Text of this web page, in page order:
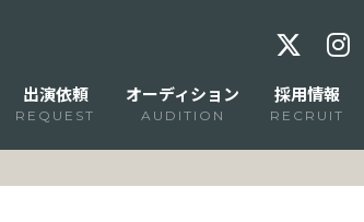
出演依頼
REQUEST
オーディション
AUDITION
採用情報
RECRUIT